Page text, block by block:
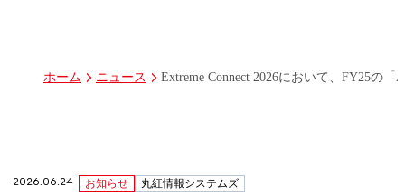
ホーム ニュース Extreme Connect 2026において、FY25の「
2026.06.24 お知らせ 丸紅情報システムズ